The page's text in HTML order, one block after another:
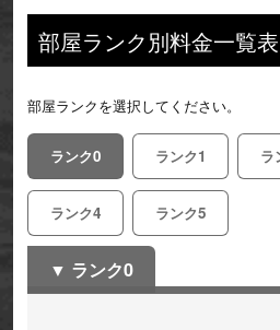
部屋ランク別料金一覧表
部屋ランクを選択してください。
ランク0 ランク1 ラ
ランク4 ランク5
ランク0